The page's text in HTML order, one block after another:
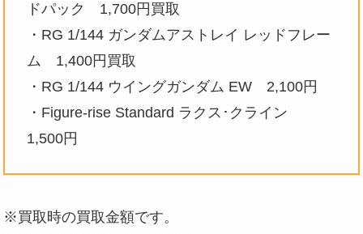
ドパック 1,700円買取
・RG 1/144 ガンダムアストレイ レッドフレー
ム 1,400円買取
・RG 1/144 ウイングガンダム EW 2,100円
・Figure-rise Standard ラクス･クライン
1,500円
※買取時の買取金額です。